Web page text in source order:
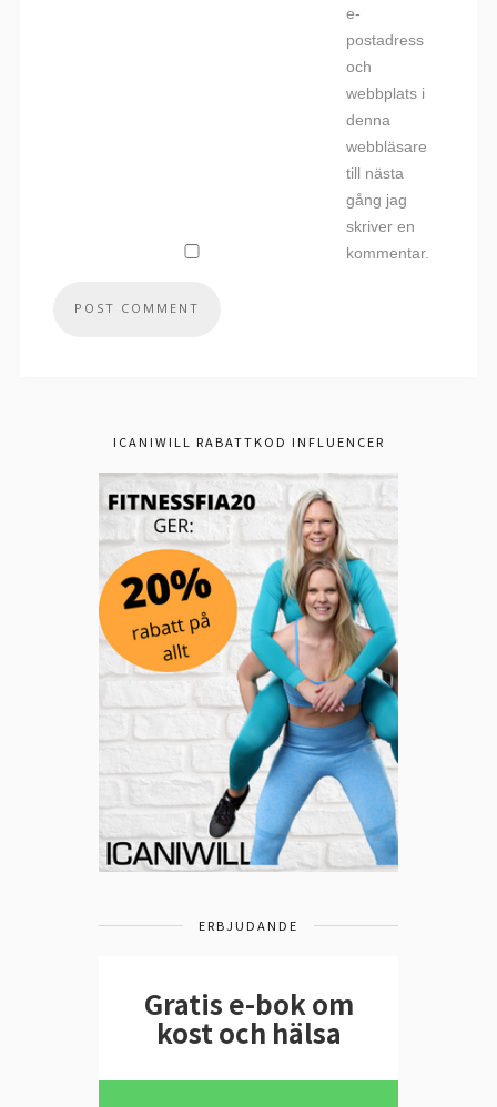
e-
postadress
och
webbplats i
denna
webbläsare
till nästa
gång jag
skriver en
kommentar.
ICANIWILL RABATTKOD INFLUENCER
ERBJUDANDE
Gratis e-bok om
kost och hälsa